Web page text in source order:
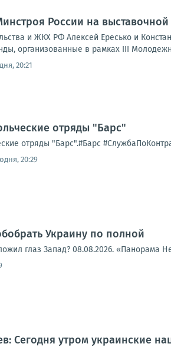
России на
и ЖКХ РФ Алексей Ересько и
организованные в рамках III
20:21
отряды "Барс"
отряды "Барс".#Барс
20:29
Украину по полной
глаз Запад? 08.08.2026. «Панорама
Сегодня утром украинские